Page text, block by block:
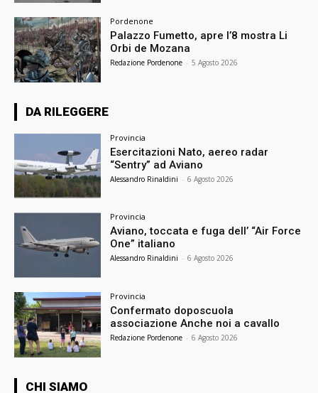
Pordenone
Palazzo Fumetto, apre l’8 mostra Li
Orbi de Mozana
Redazione Pordenone - 5 Agosto 2026
DA RILEGGERE
Provincia
Esercitazioni Nato, aereo radar
“Sentry” ad Aviano
Alessandro Rinaldini - 6 Agosto 2026
Provincia
Aviano, toccata e fuga dell’ “Air Force
One” italiano
Alessandro Rinaldini - 6 Agosto 2026
Provincia
Confermato doposcuola
associazione Anche noi a cavallo
Redazione Pordenone - 6 Agosto 2026
CHI SIAMO